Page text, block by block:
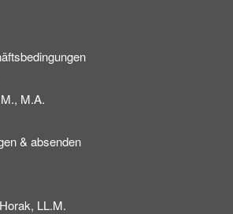
M.A.
& absenden
LL.M.